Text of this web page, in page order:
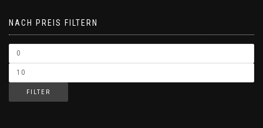
NACH PREIS FILTERN
FILTER